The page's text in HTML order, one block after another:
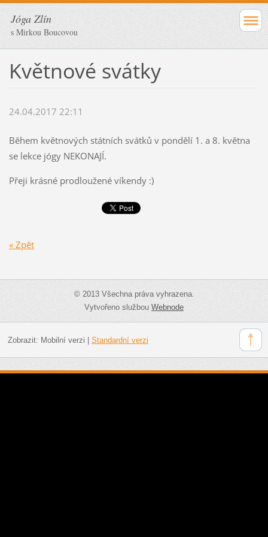
Jóga Zlín
s Mirkou Boucovou
Květnové svátky
24.04.2017 22:11
Během květnových státních svátků v pondělí 1. a 8. května
se lekce jógy NEKONAJÍ.
Přeji krásné prodloužené víkendy :)
« Zpět
© 2013 Všechna práva vyhrazena.
Vytvořeno službouWebnode
Zobrazit: Mobilní verzi Standardní verzi